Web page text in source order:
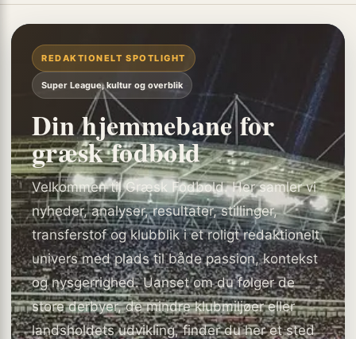
REDAKTIONELT SPOTLIGHT
Super League, kultur og overblik
Din hjemmebane for
græsk fodbold
Velkommen til Græsk Fodbold. Her samler vi
nyheder, analyser, resultater, stillinger,
transferstof og klubblik i et roligt redaktionelt
univers med plads til både passion, kontekst
og nysgerrighed. Uanset om du følger de
store derbyer, de mindre klubmiljøer eller
landsholdets udvikling, finder du her et sted